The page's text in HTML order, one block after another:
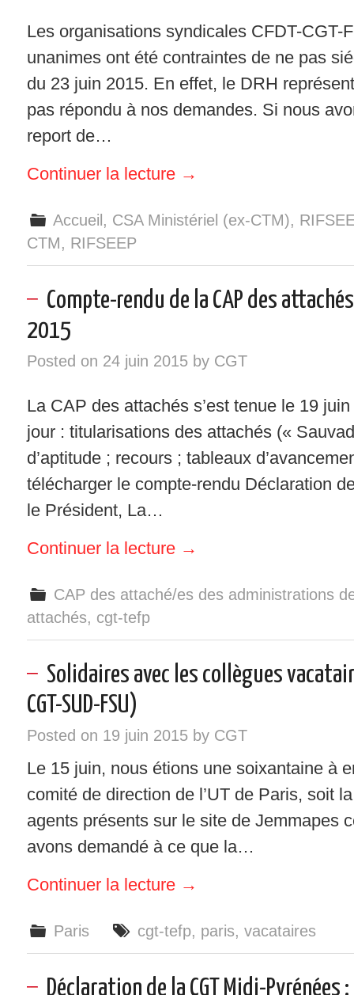
Les organisations syndicales CFDT-CGT-
unanimes ont été contraintes de ne pas
du 23 juin 2015. En effet, le DRH
pas répondu à nos demandes. Si nous
report de…
Continuer la lecture →
Accueil , CSA Ministériel (ex-CTM),
CTM, RIFSEEP
Compte-rendu de la CAP des
2015
Posted on 24 juin 2015by CGT
La CAP des attachés s’est tenue le 19 juin
jour : titularisations des attachés («
d’aptitude ; recours ; tableaux
télécharger le compte-rendu Déclaration
le Président, La…
Continuer la lecture →
CAP des attaché/es des administrations
attachés, cgt-tefp
Solidaires avec les collègues
CGT-SUD-FSU)
Posted on 19 juin 2015by CGT
Le 15 juin, nous étions une soixantaine à
comité de direction de l’UT de Paris, soit
agents présents sur le site de Jemmapes
avons demandé à ce que la…
Continuer la lecture →
Paris cgt-tefp, paris,vacataires
Déclaration de la CGT Midi-Pyrénées :